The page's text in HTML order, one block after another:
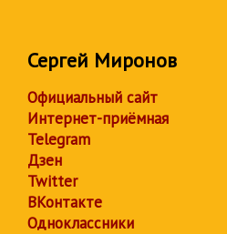
Сергей Миронов
Официальный сайт
Интернет-приёмная
Telegram
Дзен
Twitter
ВКонтакте
Одноклассники